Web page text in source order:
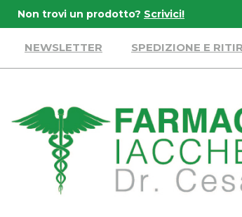
principale
Non trovi un prodotto? Scrivici!
NEWSLETTER SPEDIZIONE E
Farmacia
Iaccheri